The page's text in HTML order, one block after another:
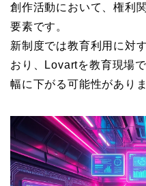
創作活動において、権利
要素です。
新制度では教育利用に対
おり、Lovartを教育現場
幅に下がる可能性がありま